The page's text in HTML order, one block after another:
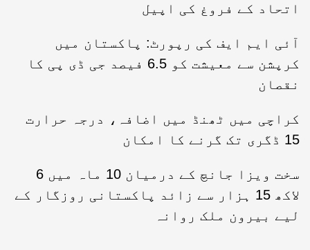
اتحاد کے فروغ کی اپیل
آئی ایم ایف کی رپورٹ: پاکستان میں
کرپشن سے معیشت کو 6.5 فیصد جی ڈی پی کا
نقصان
کراچی میں ٹھنڈ میں اضافہ، درجہ حرارت
15 ڈگری تک گرنے کا امکان
سخت ویزا جانچ کے درمیان 10 ماہ میں 6
لاکھ 15 ہزار سے زائد پاکستانی روزگار کے
لیے بیرون ملک روانہ